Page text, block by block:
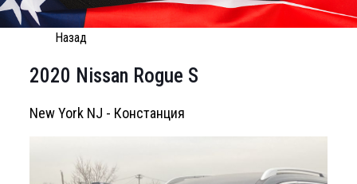
Назад
2020 Nissan Rogue S
New York NJ - Констанция